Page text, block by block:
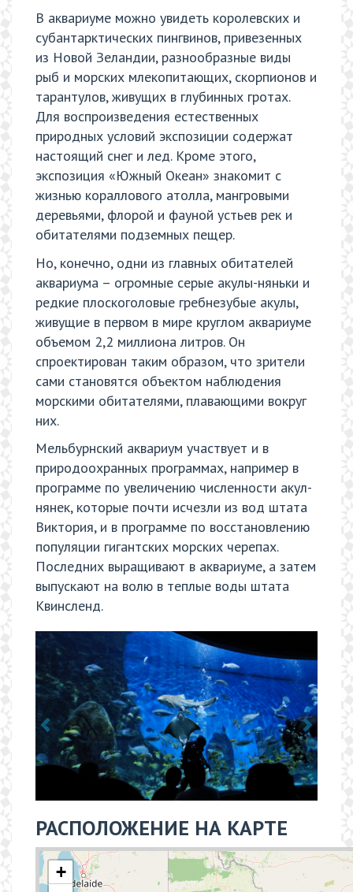
В аквариуме можно увидеть королевских и
субантарктических пингвинов, привезенных
из Новой Зеландии, разнообразные виды
рыб и морских млекопитающих, скорпионов и
тарантулов, живущих в глубинных гротах.
Для воспроизведения естественных
природных условий экспозиции содержат
настоящий снег и лед. Кроме этого,
экспозиция «Южный Океан» знакомит с
жизнью кораллового атолла, мангровыми
деревьями, флорой и фауной устьев рек и
обитателями подземных пещер.
Но, конечно, одни из главных обитателей
аквариума – огромные серые акулы-няньки и
редкие плоскоголовые гребнезубые акулы,
живущие в первом в мире круглом аквариуме
объемом 2,2 миллиона литров. Он
спроектирован таким образом, что зрители
сами становятся объектом наблюдения
морскими обитателями, плавающими вокруг
них.
Мельбурнский аквариум участвует и в
природоохранных программах, например в
программе по увеличению численности акул-
нянек, которые почти исчезли из вод штата
Виктория, и в программе по восстановлению
популяции гигантских морских черепах.
Последних выращивают в аквариуме, а затем
выпускают на волю в теплые воды штата
Квинсленд.
РАСПОЛОЖЕНИЕ НА КАРТЕ
+